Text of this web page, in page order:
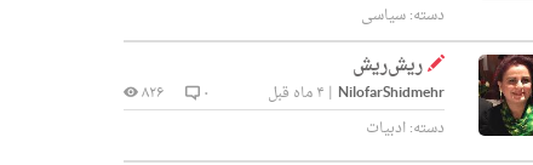
دسته:سیاسی
ریش‌ریش
NilofarShidmehr
| ۴ ماه قبل ۰
۸۲۶
دسته:ادبیات